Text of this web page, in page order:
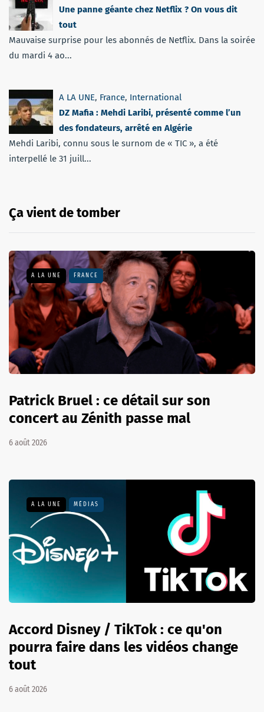
Une panne géante chez Netflix ? On vous dit
tout
Mauvaise surprise pour les abonnés de Netflix. Dans la soirée
du mardi 4 ao...
A LA UNE, France, International
DZ Mafia : Mehdi Laribi, présenté comme l’un
des fondateurs, arrêté en Algérie
Mehdi Laribi, connu sous le surnom de « TIC », a été
interpellé le 31 juill...
Ça vient de tomber
A LA UNE FRANCE
Patrick Bruel : ce détail sur son
concert au Zénith passe mal
6 août 2026
A LA UNE MÉDIAS
Accord Disney / TikTok : ce qu'on
pourra faire dans les vidéos change
tout
6 août 2026